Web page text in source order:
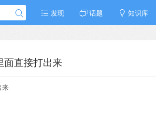
发现 话题 知识库
面直接打出来
来